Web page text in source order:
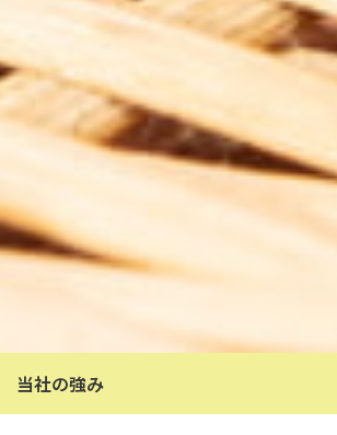
当社の強み